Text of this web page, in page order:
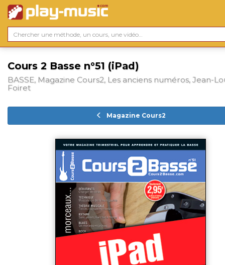
Cours 2 Basse n°51 (iPad)
BASSE, Magazine Cours2, Les anciens numéros, Jean-
Foiret
Magazine Cours2